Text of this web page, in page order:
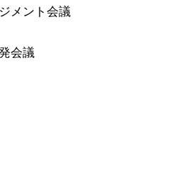
メント会議
会議